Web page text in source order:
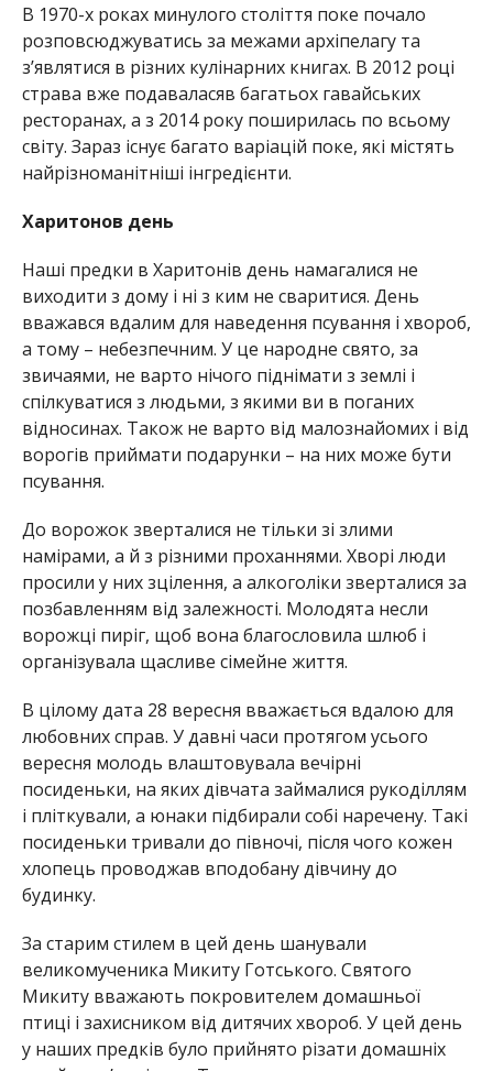
В 1970-х роках минулого століття поке почало
розповсюджуватись за межами архіпелагу та
з’являтися в різних кулінарних книгах. В 2012 році
страва вже подаваласяв багатьох гавайських
ресторанах, а з 2014 року поширилась по всьому
світу. Зараз існує багато варіацій поке, які містять
найрізноманітніші інгредієнти.
Харитонов день
Наші предки в Харитонів день намагалися не
виходити з дому і ні з ким не сваритися. День
вважався вдалим для наведення псування і хвороб,
а тому – небезпечним. У це народне свято, за
звичаями, не варто нічого піднімати з землі і
спілкуватися з людьми, з якими ви в поганих
відносинах. Також не варто від малознайомих і від
ворогів приймати подарунки – на них може бути
псування.
До ворожок зверталися не тільки зі злими
намірами, а й з різними проханнями. Хворі люди
просили у них зцілення, а алкоголіки зверталися за
позбавленням від залежності. Молодята несли
ворожці пиріг, щоб вона благословила шлюб і
організувала щасливе сімейне життя.
В цілому дата 28 вересня вважається вдалою для
любовних справ. У давні часи протягом усього
вересня молодь влаштовувала вечірні
посиденьки, на яких дівчата займалися рукоділлям
і пліткували, а юнаки підбирали собі наречену. Такі
посиденьки тривали до півночі, після чого кожен
хлопець проводжав вподобану дівчину до
будинку.
За старим стилем в цей день шанували
великомученика Микиту Готського. Святого
Микиту вважають покровителем домашньої
птиці і захисником від дитячих хвороб. У цей день
у наших предків було прийнято різати домашніх